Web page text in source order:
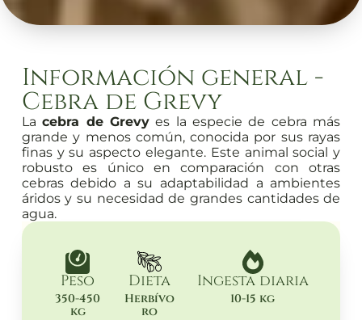
Información general -
Cebra de Grevy
Lacebra de Grevyes la especie de cebra más
grande y menos común, conocida por sus rayas
finas y su aspecto elegante. Este animal social y
robusto es único en comparación con otras
cebras debido a su adaptabilidad a ambientes
áridos y su necesidad de grandes cantidades de
agua.
Peso
350-450
kg
Dieta
Herbívo
ro
Ingesta diaria
10-15 kg